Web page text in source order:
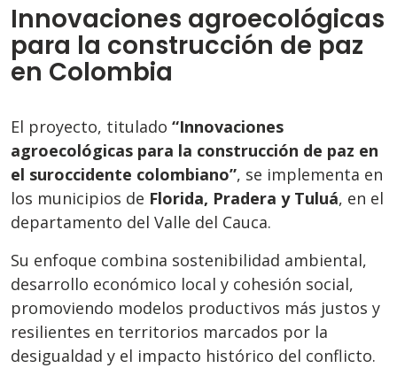
Innovaciones agroecológicas
para la construcción de paz
en Colombia
El proyecto, titulado “Innovaciones
agroecológicas para la construcción de paz en
el suroccidente colombiano”, se implementa en
los municipios de Florida, Pradera y Tuluá, en el
departamento del Valle del Cauca.
Su enfoque combina sostenibilidad ambiental,
desarrollo económico local y cohesión social,
promoviendo modelos productivos más justos y
resilientes en territorios marcados por la
desigualdad y el impacto histórico del conflicto.